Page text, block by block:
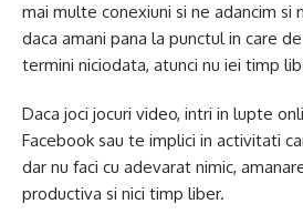
mai multe conexiuni si ne adancim si
daca amani pana la punctul in care
termini niciodata, atunci nu iei timp
Daca joci jocuri video, intri in lupte
Facebook sau te implici in activitati
dar nu faci cu adevarat nimic,
productiva si nici timp liber.